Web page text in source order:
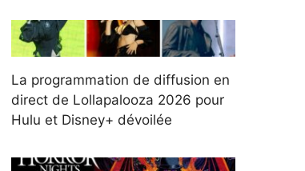
La programmation de diffusion en
direct de Lollapalooza 2026 pour
Hulu et Disney+ dévoilée